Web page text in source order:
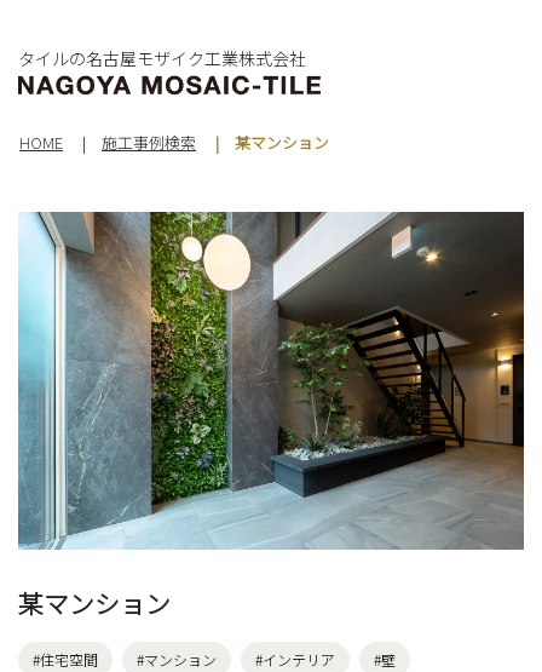
タイルの名古屋モザイク工業株式会社
HOME 施工事例検索 某マンション
某マンション
#住宅空間 #マンション #インテリア #壁